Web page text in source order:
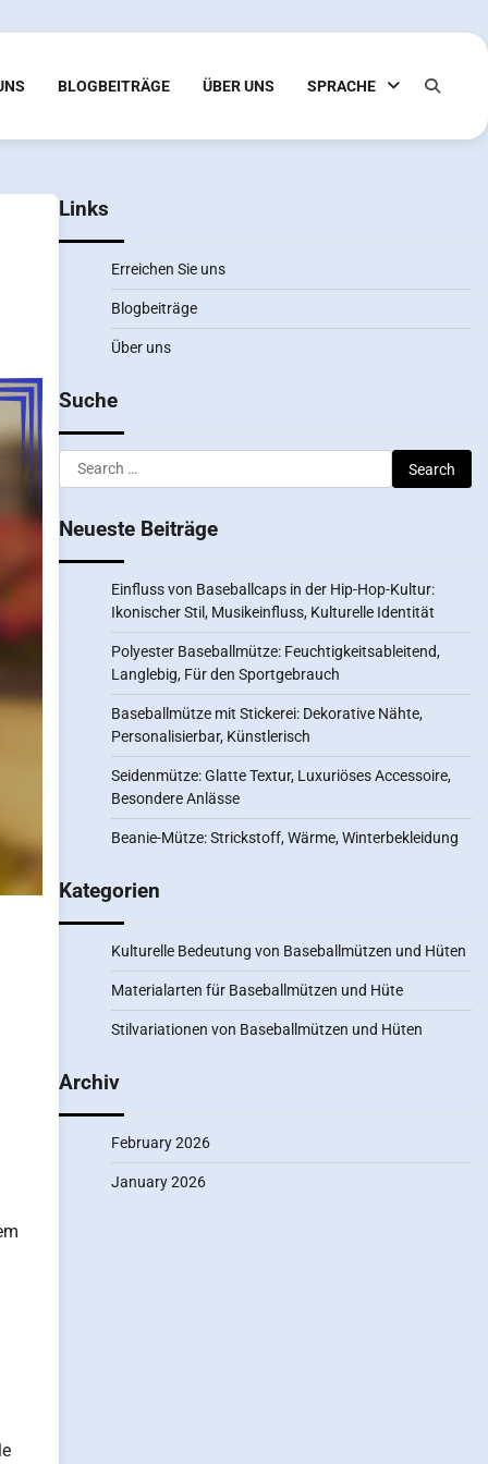
BLOGBEITRÄGE ÜBER UNS SPRACHE
Links
Erreichen Sie uns
Blogbeiträge
Über uns
Suche
Search
for:
Neueste Beiträge
Einfluss von Baseballcaps in der Hip-Hop-Kultur:
Ikonischer Stil, Musikeinfluss, Kulturelle Identität
Polyester Baseballmütze: Feuchtigkeitsableitend,
Langlebig, Für den Sportgebrauch
Baseballmütze mit Stickerei: Dekorative Nähte,
Personalisierbar, Künstlerisch
Seidenmütze: Glatte Textur, Luxuriöses Accessoire,
Besondere Anlässe
Beanie-Mütze: Strickstoff, Wärme, Winterbekleidung
Kategorien
Kulturelle Bedeutung von Baseballmützen und Hüten
Materialarten für Baseballmützen und Hüte
Stilvariationen von Baseballmützen und Hüten
Archiv
February 2026
January 2026